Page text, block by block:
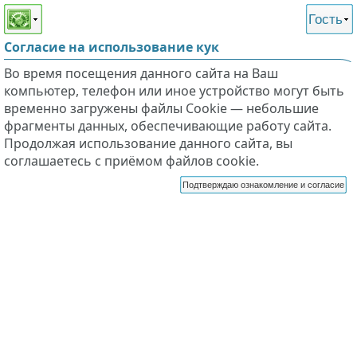
Этот сайт поддерживает
слабовидящих
Гость
Согласие на использование кук
Во время посещения данного сайта на Ваш
компьютер, телефон или иное устройство могут быть
временно загружены файлы Cookie — небольшие
фрагменты данных, обеспечивающие работу сайта.
Продолжая использование данного сайта, вы
соглашаетесь с приёмом файлов cookie.
Подтверждаю ознакомление и согласие